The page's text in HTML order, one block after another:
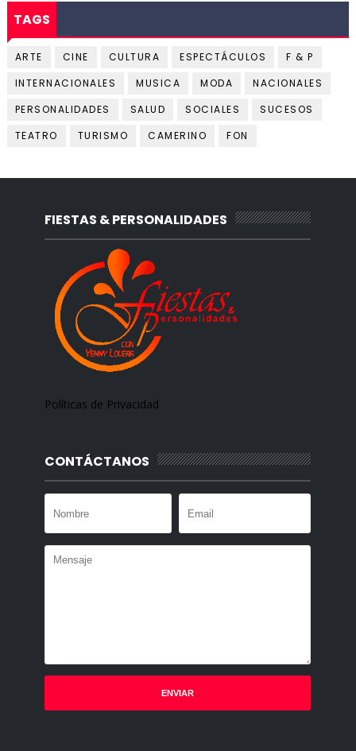
TAGS
ARTE CINE CULTURA ESPECTÁCULOS
F & P
INTERNACIONALES
MUSICA MODA
NACIONALES
PERSONALIDADES
SALUD SOCIALES
SUCESOS
TEATRO
TURISMO CAMERINO FON
FIESTAS & PERSONALIDADES
Políticas de Privacidad
CONTÁCTANOS